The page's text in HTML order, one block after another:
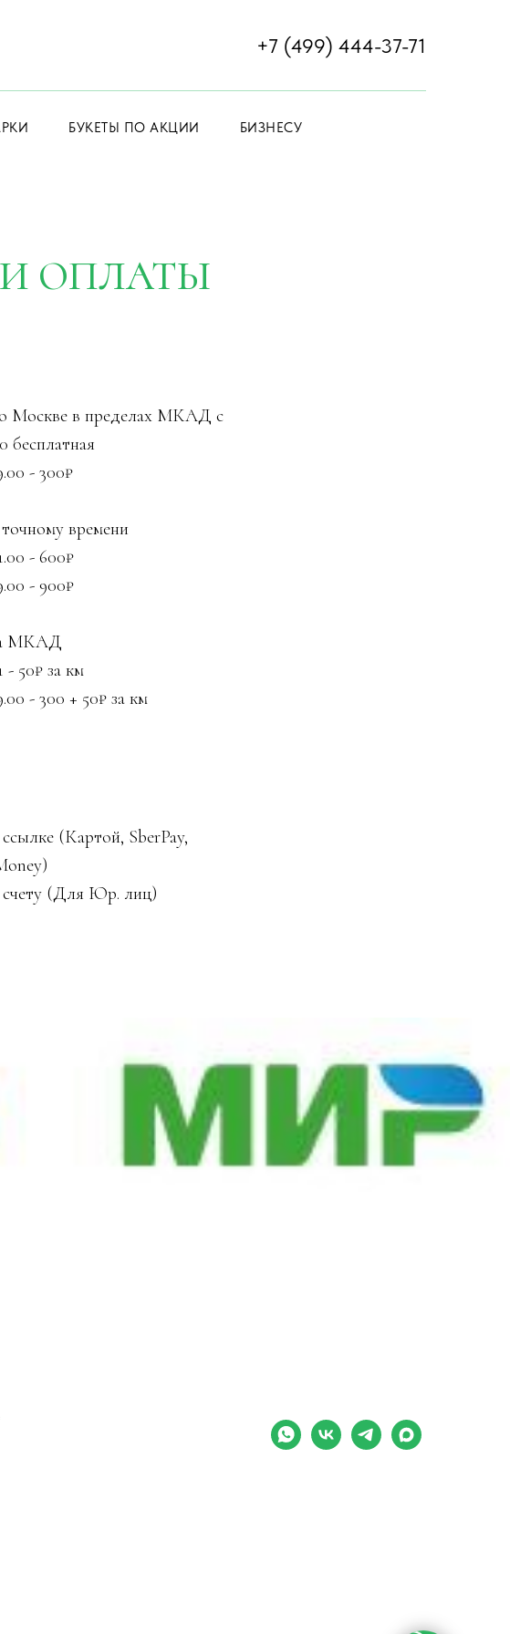
+7 (499) 444-37-71
БУКЕТЫ ПО АКЦИИ БИЗНЕСУ
ОПЛАТЫ
Москве в пределах МКАД с
бесплатная
- 300₽
времени
- 600₽
- 900₽
МКАД
- 50₽ за км
- 300 + 50₽ за км
(Картой, SberPay,
счету (Для Юр. лиц)